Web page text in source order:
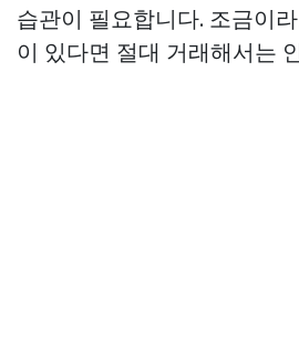
습관이 필요합니다. 조금이
이 있다면 절대 거래해서는